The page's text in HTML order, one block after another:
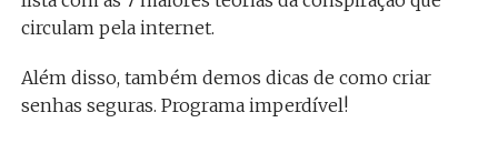
circulam pela internet.
Além disso, também demos dicas de como criar
senhas seguras. Programa imperdível!